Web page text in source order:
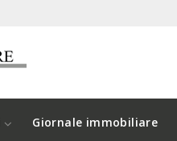
Giornale immobiliare